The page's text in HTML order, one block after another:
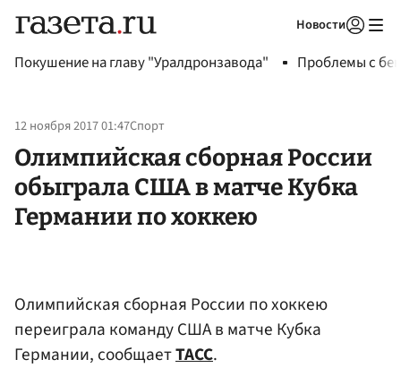
Новости
Покушение на главу "Уралдронзавода" Проблемы с
12 ноября 2017 01:47Спорт
Олимпийская сборная России
обыграла США в матче Кубка
Германии по хоккею
Олимпийская сборная России по хоккею
переиграла команду США в матче Кубка
Германии, сообщаетТАСС.